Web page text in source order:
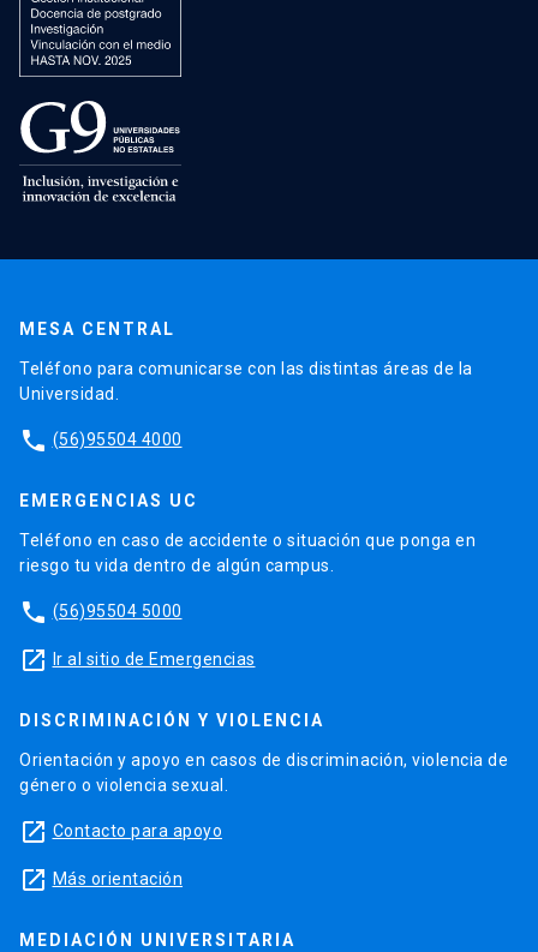
MESA CENTRAL
Teléfono para comunicarse con las distintas áreas de la
Universidad.
phone (56)95504 4000
EMERGENCIAS UC
Teléfono en caso de accidente o situación que ponga en
riesgo tu vida dentro de algún campus.
phone (56)95504 5000
launch Ir al sitio de Emergencias
DISCRIMINACIÓN Y VIOLENCIA
Orientación y apoyo en casos de discriminación, violencia de
género o violencia sexual.
launch Contacto para apoyo
launch Más orientación
MEDIACIÓN UNIVERSITARIA